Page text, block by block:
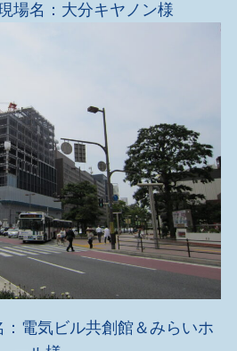
場名：大分キヤノン様
：電気ビル共創館＆みらいホ